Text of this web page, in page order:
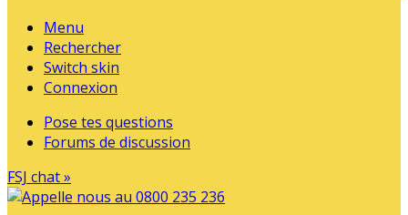
Menu
Rechercher
Switch skin
Connexion
Pose tes questions
Forums de discussion
FSJ chat »